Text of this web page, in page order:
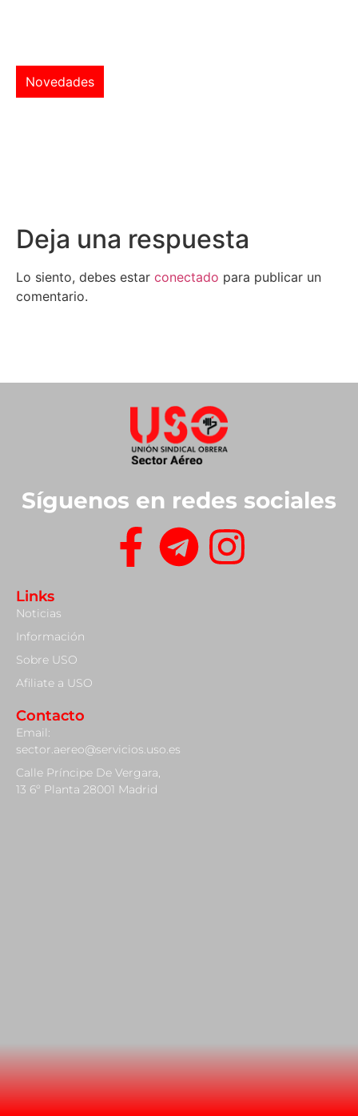
Novedades
Deja una respuesta
Lo siento, debes estar conectado para publicar un
comentario.
Síguenos en redes sociales
Links
Noticias
Información
Sobre USO
Afiliate a USO
Contacto
Email:
sector.aereo@servicios.uso.es
Calle Príncipe De Vergara,
13 6º Planta 28001 Madrid